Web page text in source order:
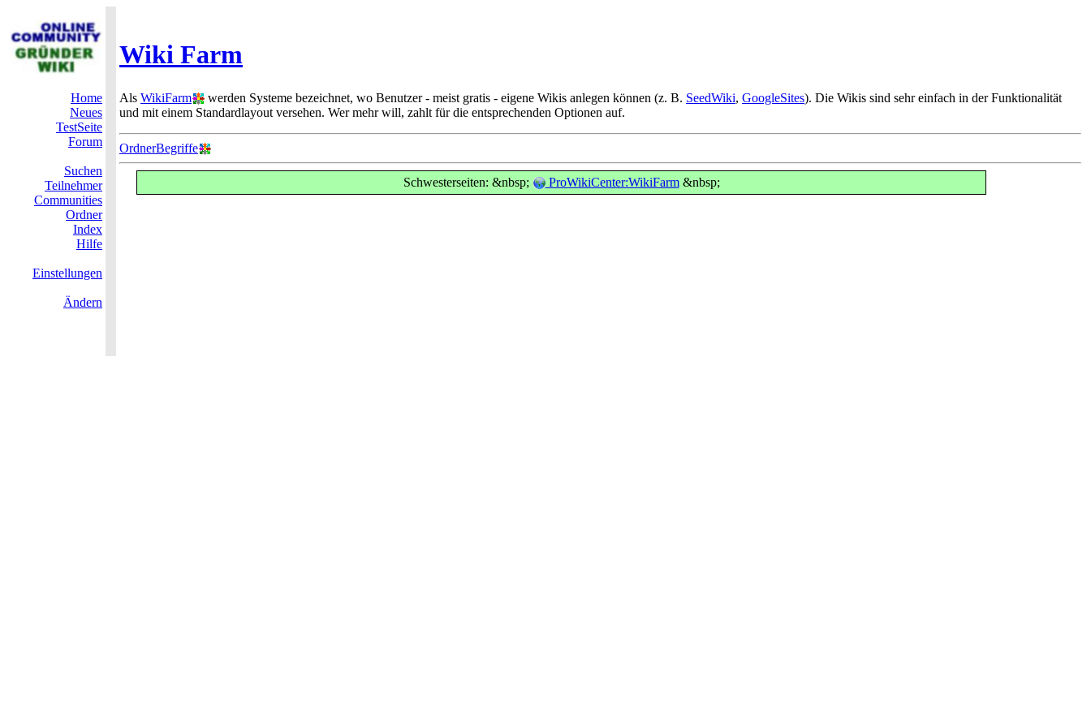
Wiki Farm
Home
Neues
TestSeite
Forum
Suchen
Teilnehmer
Communities
Ordner
Index
Hilfe
Einstellungen
Ändern
Als WikiFarm werden Systeme bezeichnet, wo Benutzer - meist gratis - eigene Wikis anlegen können (z. B. SeedWiki, GoogleSites). Die Wikis sind sehr einfach in der Funktionalität
und mit einem Standardlayout versehen. Wer mehr will, zahlt für die entsprechenden Optionen auf.
OrdnerBegriffe
Schwesterseiten: &nbsp; ProWikiCenter:WikiFarm&nbsp;